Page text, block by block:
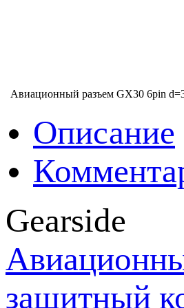
Авиационный разъем GX30 6pin
Описание
Gearside
защитный